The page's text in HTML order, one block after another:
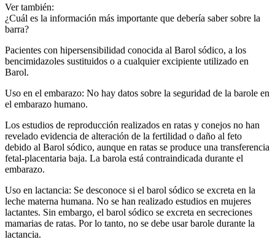
Ver también:
¿Cuál es la información más importante que debería saber sobre la
barra?
Pacientes con hipersensibilidad conocida al Barol sódico, a los
bencimidazoles sustituidos o a cualquier excipiente utilizado en
Barol.
Uso en el embarazo: No hay datos sobre la seguridad de la barole en
el embarazo humano.
Los estudios de reproducción realizados en ratas y conejos no han
revelado evidencia de alteración de la fertilidad o daño al feto
debido al Barol sódico, aunque en ratas se produce una transferencia
fetal-placentaria baja. La barola está contraindicada durante el
embarazo.
Uso en lactancia: Se desconoce si el barol sódico se excreta en la
leche materna humana. No se han realizado estudios en mujeres
lactantes. Sin embargo, el barol sódico se excreta en secreciones
mamarias de ratas. Por lo tanto, no se debe usar barole durante la
lactancia.